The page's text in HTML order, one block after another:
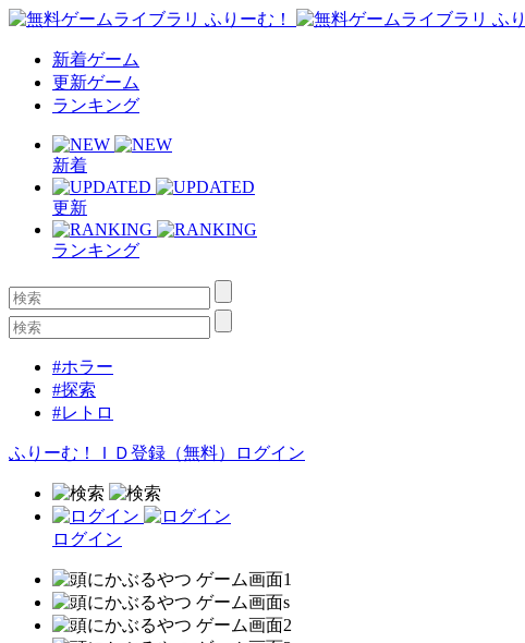
新着ゲーム
更新ゲーム
ランキング
新着
更新
ランキング
#ホラー
#探索
#レトロ
ふりーむ！ＩＤ登録（無料） ログイン
ログイン